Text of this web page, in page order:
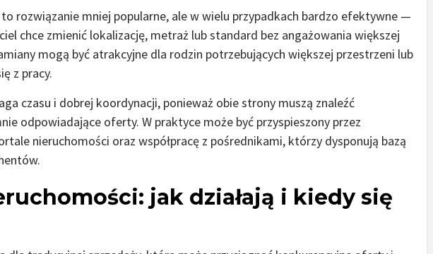
rozwiązanie mniej popularne, ale w wielu przypadkach bardzo efektywne —
chce zmienić lokalizację, metraż lub standard bez angażowania większej
mogą być atrakcyjne dla rodzin potrzebujących większej przestrzeni lub
z pracy.
czasu i dobrej koordynacji, ponieważ obie strony muszą znaleźć
odpowiadające oferty. W praktyce może być przyspieszony przez
nieruchomości oraz współpracę z pośrednikami, którzy dysponują bazą
jak działają i kiedy się